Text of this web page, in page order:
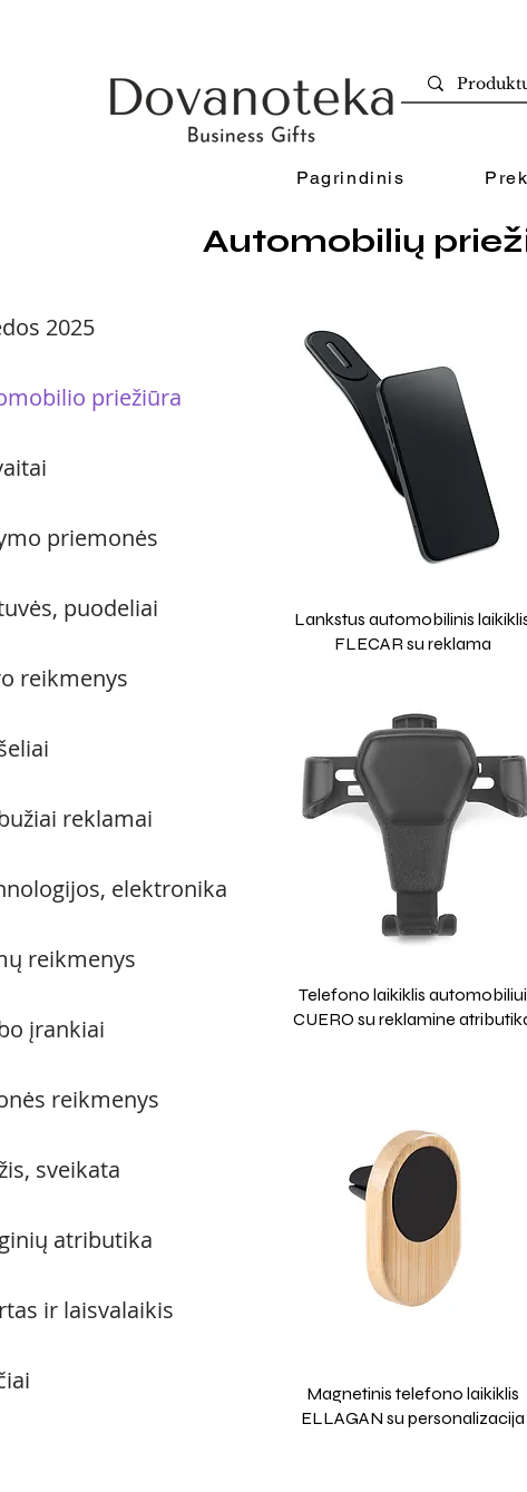
Pagrindinis
Automobilių
2025
priežiūra
priemonės
puodeliai
reikmenys
reklamai
elektronika
reikmenys
įrankiai
reikmenys
sveikata
atributika
ir laisvalaikis
Lankstus automobilinis
FLECAR su reklama
Telefono laikiklis automobiliui
CUERO su reklamine
Magnetinis telefono laikiklis
ELLAGAN su personalizacija